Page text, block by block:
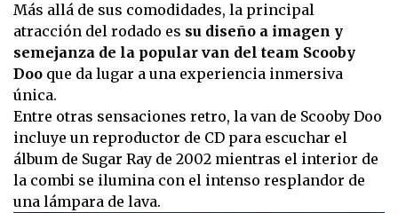
Más allá de sus comodidades, la principal
atracción del rodado es su diseño a imagen y
semejanza de la popular van del team Scooby
Doo que da lugar a una experiencia inmersiva
única.
Entre otras sensaciones retro, la van de Scooby Doo
incluye un reproductor de CD para escuchar el
álbum de Sugar Ray de 2002 mientras el interior de
la combi se ilumina con el intenso resplandor de
una lámpara de lava.